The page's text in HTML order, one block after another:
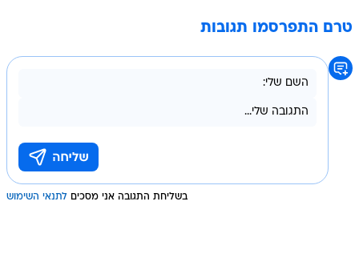
טרם התפרסמו תגובות
בשליחת התגובה אני מסכים לתנאי השימוש